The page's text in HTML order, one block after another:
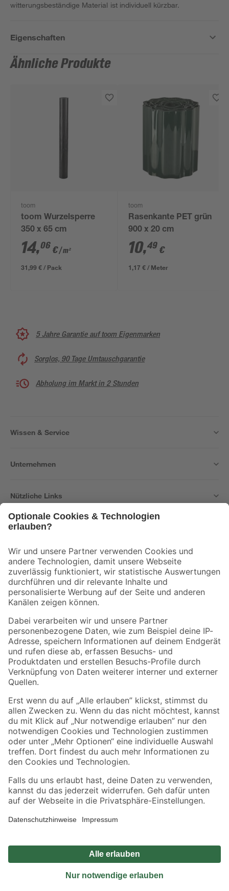
witterungsbeständige Material ist individuell kürzbar.
Eigenschaften
Ähnliche Produkte
toom
toom Wurzelsperre
350 x 65 cm
14,06 €/ m²
31,99 € / Pack
toom
Rasenkante PET grün
900 x 20 cm
10,49 €
1,17 € / Meter
5 Jahre Garantie auf toom Eigenmarken
Sorglos, 90 Tage Umtauschgarantie
Abholung im Markt in 2 Stunden
Wissen & Service
Unternehmen
Nützliche Links
Der toom Newsletter: Keine Angebote und Aktionen mehr verpassen!
Zur Newsletter Anmeldung
Folge uns
Zahlungsarten Versandarten
Sicher einkaufen
Jetzt die toom-App herunterladen
Alle Preisangaben in EUR inkl. gesetzl. MwSt.. Die dargestellten Angebote sind unter
Umständen nicht in allen Märkten verfügbar. Die angegebenen Verfügbarkeiten beziehen
Produkte nur solange der Vorrat reicht.
*Paketversand ab 59 € versandkostenfrei, gilt nicht für Artikel mit Speditionsversand, hier
Privatsphäre Impressum
Nutzungsbedingungen
Widerrufsrecht
Vertrag widerrufen